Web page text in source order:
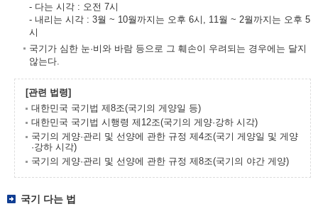
- 다는 시각 : 오전 7시
- 내리는 시각 : 3월 ~ 10월까지는 오후 6시, 11월 ~ 2월까지는 오후 5
시
국기가 심한 눈·비와 바람 등으로 그 훼손이 우려되는 경우에는 달지
않는다.
[관련 법령]
대한민국 국기법 제8조(국기의 게양일 등)
대한민국 국기법 시행령 제12조(국기의 게양·강하 시각)
국기의 게양·관리 및 선양에 관한 규정 제4조(국기 게양일 및 게양
·강하 시각)
국기의 게양·관리 및 선양에 관한 규정 제8조(국기의 야간 게양)
국기 다는 법